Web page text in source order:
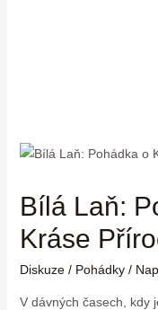
Bílá Laň:
Kráse
Diskuze / Pohádky/
V dávných časech, kdy